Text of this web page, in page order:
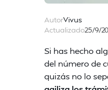
AutorVivus
Actualizado25/9/
Si has hecho
del número de
quizás no lo